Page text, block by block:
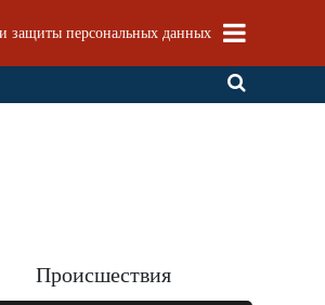
защиты персональных данных
Происшествия